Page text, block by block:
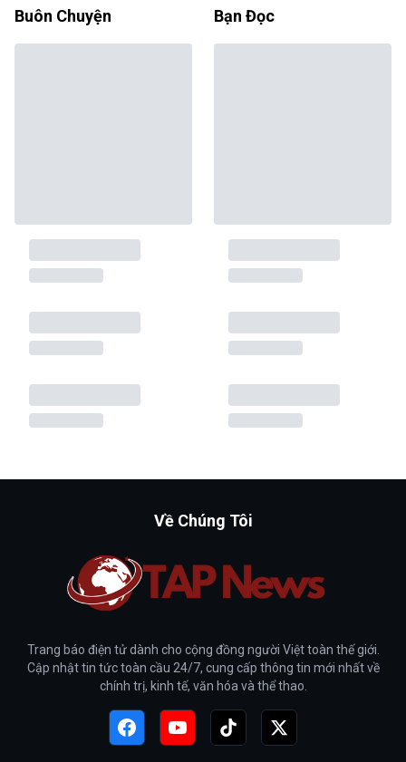
Buôn Chuyện Bạn Đọc
Về Chúng Tôi
Trang báo điện tử dành cho cộng đồng người Việt toàn thế giới.
Cập nhật tin tức toàn cầu 24/7, cung cấp thông tin mới nhất về
chính trị, kinh tế, văn hóa và thể thao.